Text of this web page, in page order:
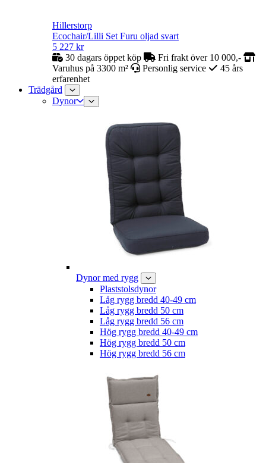
Hillerstorp
Ecochair/Lilli Set Furu oljad svart
5 227 kr
30 dagars öppet köp
Fri frakt över 10 000,-
Varuhus på 3300 m²
Personlig service
45 års
erfarenhet
Trädgård
Dynor
Dynor med rygg
Plaststolsdynor
Låg rygg bredd 40-49 cm
Låg rygg bredd 50 cm
Låg rygg bredd 56 cm
Hög rygg bredd 40-49 cm
Hög rygg bredd 50 cm
Hög rygg bredd 56 cm